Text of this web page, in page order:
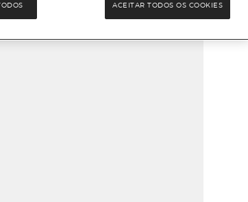
ACEITAR TODOS OS COOKIES